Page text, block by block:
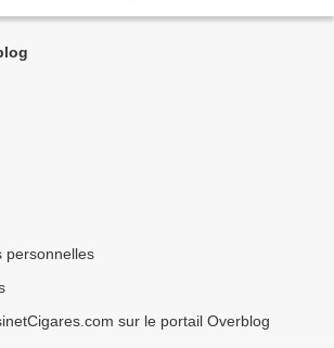
personnelles
sur le portail Overblog